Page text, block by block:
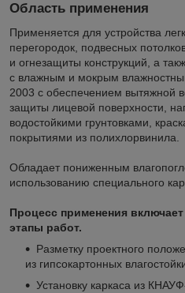
Область применения
Применяется для устройства
перегородок, подвесных
и огнезащиты конструкций, а
с влажным и мокрым
2003 с обеспечением вытяжной
защиты лицевой поверхности,
водостойкими грунтовками,
покрытиями из полихлорвинила.
Обладает пониженным
использованию специального
Процесс применения
этапы работ.
Разметку проектного
из гипсокартонных
Установку каркаса из